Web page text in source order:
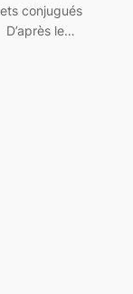
conjugués
le…